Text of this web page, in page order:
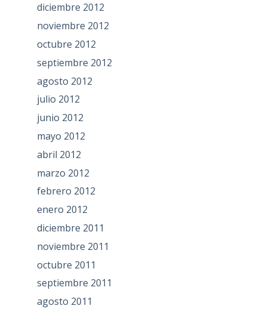
diciembre 2012
noviembre 2012
octubre 2012
septiembre 2012
agosto 2012
julio 2012
junio 2012
mayo 2012
abril 2012
marzo 2012
febrero 2012
enero 2012
diciembre 2011
noviembre 2011
octubre 2011
septiembre 2011
agosto 2011